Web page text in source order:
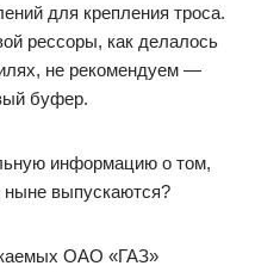
для крепления троса.
рессоры, как делалось
не рекомендуем —
буфер.
информацию о том,
ныне выпускаются?
ОАО «ГАЗ»